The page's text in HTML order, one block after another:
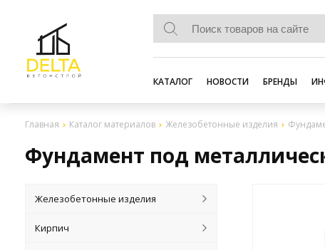
КАТАЛОГ НОВОСТИ БРЕНДЫ
Главная Каталог материалов Железобетонные изделия
Фундамент под
Железобетонные изделия
Кирпич